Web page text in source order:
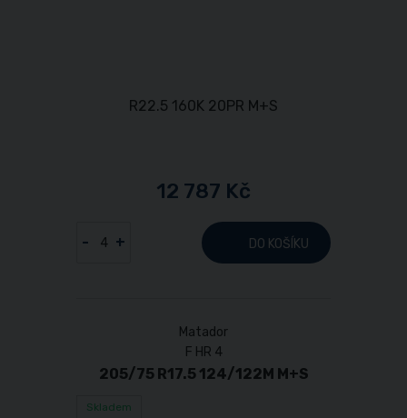
12 787 Kč
- + DO KOŠÍKU
Matador
F HR 4
205/75 R17.5 124/122M M+S
Skladem